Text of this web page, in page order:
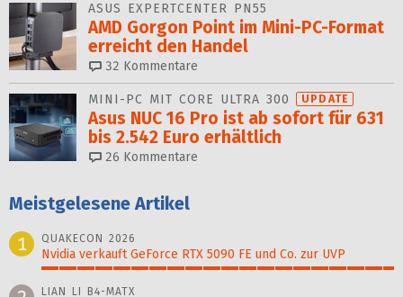
ASUS EXPERTCENTER PN55
AMD Gorgon Point im Mini-PC-Format
erreicht den Handel
32 Kommentare
MINI-PC MIT CORE ULTRA 300 UPDATE
Asus NUC 16 Pro ist ab sofort für 631
bis 2.542 Euro erhältlich
26 Kommentare
Meistgelesene Artikel
1
QUAKECON 2026
Nvidia verkauft GeForce RTX 5090 FE und Co. zur UVP
LIAN LI B4-MATX